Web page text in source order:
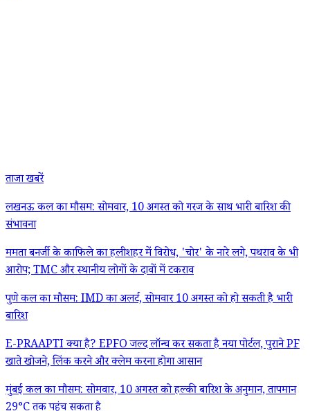
ताजा खबरें
लखनऊ कल का मौसम: सोमवार, 10 अगस्त को गरज के साथ भारी बारिश की
संभावना
ममता बनर्जी के काफिले का हलीशहर में विरोध, 'चोर' के नारे लगे, पथराव के भी
आरोप; TMC और स्थानीय लोगों के दावों में टकराव
पुणे कल का मौसम: IMD का अलर्ट, सोमवार 10 अगस्त को हो सकती है भारी
बारिश
E-PRAAPTI क्या है? EPFO जल्द लॉन्च कर सकता है नया पोर्टल, पुराने PF
खाते खोजने, लिंक करने और क्लेम करना होगा आसान
मुंबई कल का मौसम: सोमवार, 10 अगस्त को हल्की बारिश के अनुमान, तापमान